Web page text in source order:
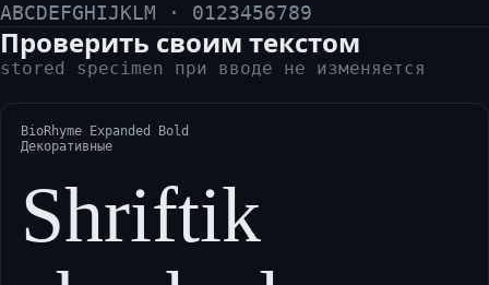
ABCDEFGHIJKLM · 0123456789
Проверить своим текстом
stored specimen при вводе не изменяется
BioRhyme Expanded Bold
Декоративные
Shriftik